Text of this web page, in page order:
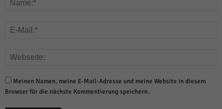
Meinen Namen, meine E-Mail-Adresse und meine Website in diesem
Browser für die nächste Kommentierung speichern.